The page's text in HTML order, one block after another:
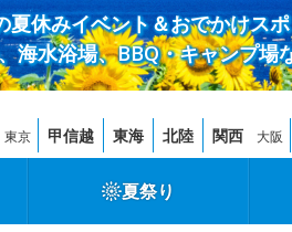
夏休みイベント＆おでかけス
海水浴場、BBQ・キャンプ場
東京 甲信越 東海 北陸 関西 大阪
夏祭り